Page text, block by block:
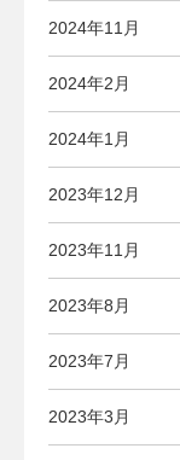
2024年11月
2024年2月
2024年1月
2023年12月
2023年11月
2023年8月
2023年7月
2023年3月